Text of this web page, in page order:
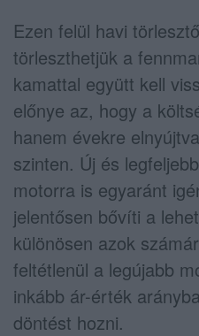
Ezen felül havi
törleszthetjük a
kamattal együtt kell
előnye az, hogy a
hanem évekre
szinten. Új és
motorra is egyaránt
jelentősen bővíti a
különösen azok
feltétlenül a legújabb
inkább ár-érték
döntést hozni.